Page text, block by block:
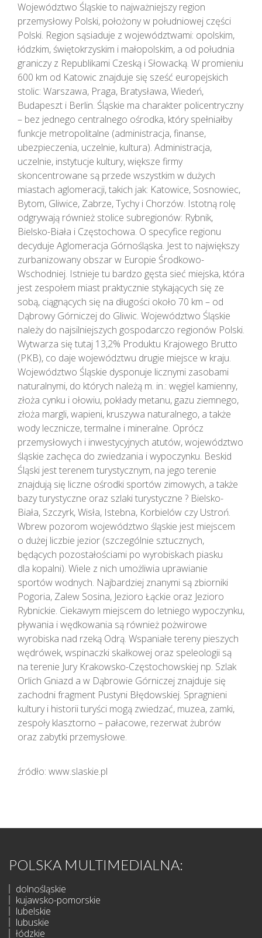
Województwo Śląskie to najważniejszy region
przemysłowy Polski, położony w południowej części
Polski. Region sąsiaduje z województwami: opolskim,
łódzkim, świętokrzyskim i małopolskim, a od południa
graniczy z Republikami Czeską i Słowacką. W promieniu
600 km od Katowic znajduje się sześć europejskich
stolic: Warszawa, Praga, Bratysława, Wiedeń,
Budapeszt i Berlin. Śląskie ma charakter policentryczny
– bez jednego centralnego ośrodka, który spełniałby
funkcje metropolitalne (administracja, finanse,
ubezpieczenia, uczelnie, kultura). Administracja,
uczelnie, instytucje kultury, większe firmy
skoncentrowane są przede wszystkim w dużych
miastach aglomeracji, takich jak: Katowice, Sosnowiec,
Bytom, Gliwice, Zabrze, Tychy i Chorzów. Istotną rolę
odgrywają również stolice subregionów: Rybnik,
Bielsko-Biała i Częstochowa. O specyfice regionu
decyduje Aglomeracja Górnośląska. Jest to największy
zurbanizowany obszar w Europie Środkowo-
Wschodniej. Istnieje tu bardzo gęsta sieć miejska, która
jest zespołem miast praktycznie stykających się ze
sobą, ciągnących się na długości około 70 km – od
Dąbrowy Górniczej do Gliwic. Województwo Śląskie
należy do najsilniejszych gospodarczo regionów Polski.
Wytwarza się tutaj 13,2% Produktu Krajowego Brutto
(PKB), co daje województwu drugie miejsce w kraju.
Województwo Śląskie dysponuje licznymi zasobami
naturalnymi, do których należą m. in.: węgiel kamienny,
złoża cynku i ołowiu, pokłady metanu, gazu ziemnego,
złoża margli, wapieni, kruszywa naturalnego, a także
wody lecznicze, termalne i mineralne. Oprócz
przemysłowych i inwestycyjnych atutów, województwo
śląskie zachęca do zwiedzania i wypoczynku. Beskid
Śląski jest terenem turystycznym, na jego terenie
znajdują się liczne ośrodki sportów zimowych, a także
bazy turystyczne oraz szlaki turystyczne ? Bielsko-
Biała, Szczyrk, Wisła, Istebna, Korbielów czy Ustroń.
Wbrew pozorom województwo śląskie jest miejscem
o dużej liczbie jezior (szczególnie sztucznych,
będących pozostałościami po wyrobiskach piasku
dla kopalni). Wiele z nich umożliwia uprawianie
sportów wodnych. Najbardziej znanymi są zbiorniki
Pogoria, Zalew Sosina, Jezioro Łąckie oraz Jezioro
Rybnickie. Ciekawym miejscem do letniego wypoczynku,
pływania i wędkowania są również pożwirowe
wyrobiska nad rzeką Odrą. Wspaniałe tereny pieszych
wędrówek, wspinaczki skałkowej oraz speleologii są
na terenie Jury Krakowsko-Częstochowskiej np. Szlak
Orlich Gniazd a w Dąbrowie Górniczej znajduje się
zachodni fragment Pustyni Błędowskiej. Spragnieni
kultury i historii turyści mogą zwiedzać, muzea, zamki,
zespoły klasztorno – pałacowe, rezerwat żubrów
oraz zabytki przemysłowe.
źródło: www.slaskie.pl
POLSKA MULTIMEDIALNA:
dolnośląskie
kujawsko-pomorskie
lubelskie
lubuskie
łódzkie